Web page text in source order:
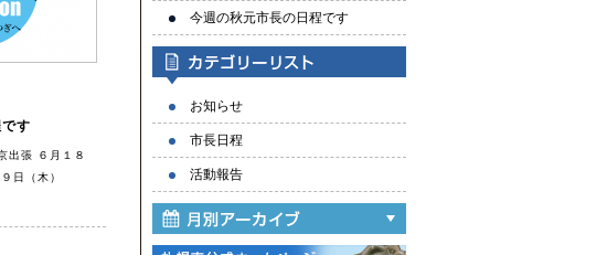
す
張 ６月１８
９日（木）
今週の秋元市長の日程です
お知らせ
市長日程
活動報告